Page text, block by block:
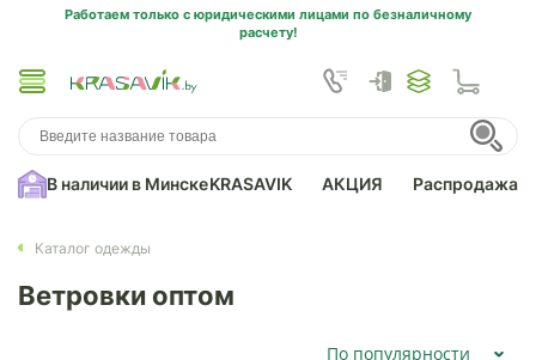
Работаем только с юридическими лицами по безналичному
расчету!
В наличии в МинскеKRASAVIK АКЦИЯ Распродажа
Каталог одежды
Ветровки оптом
По популярности